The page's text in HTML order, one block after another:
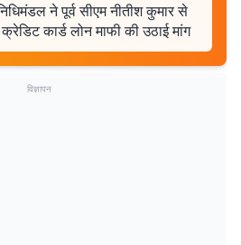
ने पूर्व सीएम नीतीश कुमार से
कार्ड लोन माफी की उठाई मांग
विज्ञापन